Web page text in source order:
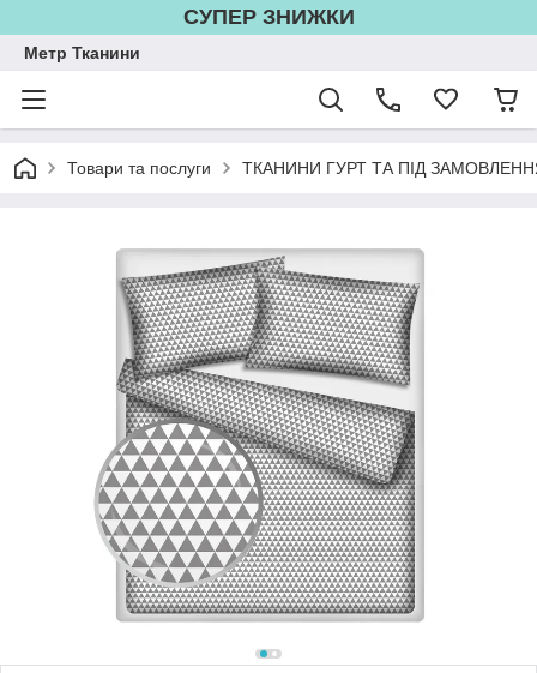
СУПЕР ЗНИЖКИ
Метр Тканини
Товари та послуги ТКАНИНИ ГУРТ ТА ПІД